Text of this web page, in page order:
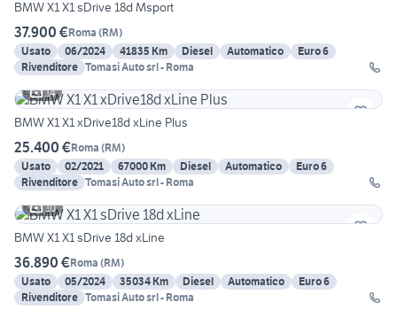
BMW X1 X1 sDrive 18d Msport
37.900 €Roma (RM)
Usato
06/2024 41835 Km Diesel Automatico
Euro 6
Rivenditore Tomasi Auto srl - Roma
14
BMW X1 X1 xDrive18d xLine Plus
25.400 €Roma (RM)
Usato
02/2021 67000 Km Diesel Automatico
Euro 6
Rivenditore Tomasi Auto srl - Roma
10
BMW X1 X1 sDrive 18d xLine
36.890 €Roma (RM)
Usato
05/2024 35034 Km Diesel Automatico
Euro 6
Rivenditore Tomasi Auto srl - Roma